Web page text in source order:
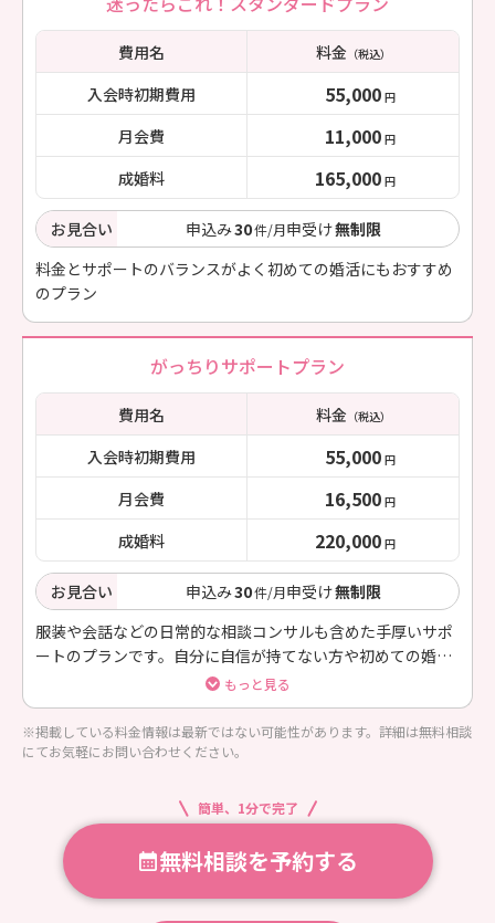
費用名 料金（税込）
入会時初期費用 55,000 円
月会費 11,000 円
成婚料 165,000 円
お見合い 申込み30件/月申受け無制限
料金とサポートのバランスがよく初めての婚活にもおすすめ
のプラン
がっちりサポートプラン
費用名 料金（税込）
入会時初期費用 55,000 円
月会費 16,500 円
成婚料 220,000 円
お見合い 申込み30件/月申受け無制限
服装や会話などの日常的な相談コンサルも含めた手厚いサポ
ートのプランです。自分に自信が持てない方や初めての婚活
もっと見る
※掲載している料金情報は最新ではない可能性があります。詳細は無料相談
にてお気軽にお問い合わせください。
簡単、1分で完了
無料相談を予約する